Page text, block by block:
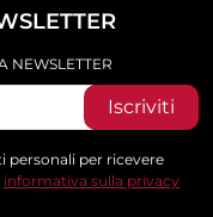
NEWSLETTER
Iscriviti
personali per ricevere
informativa sulla privacy